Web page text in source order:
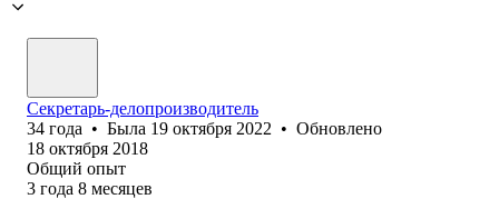
Секретарь-делопроизводитель
34 года • Была 19 октября 2022 • Обновлено
18 октября 2018
Общий опыт
3 года 8 месяцев